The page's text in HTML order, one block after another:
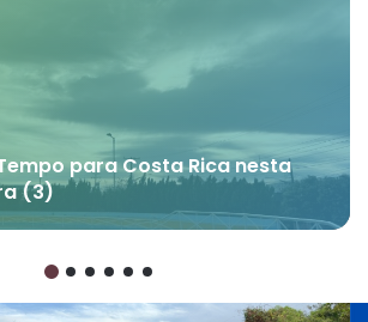
para Costa Rica nesta
(3)